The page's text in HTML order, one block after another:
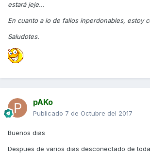
estará jeje...
En cuanto a lo de fallos inperdonables, estoy
Saludotes.
pAKo
Publicado 7 de Octubre del 2017
Buenos dias
Despues de varios dias desconectado de